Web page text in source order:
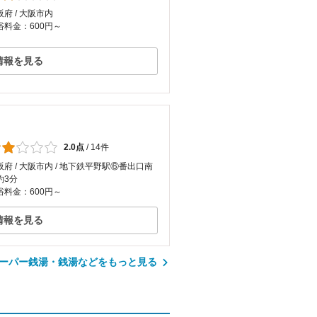
府 / 大阪市内
料金：600円～
報を見る
2.0点 / 14件
府 / 大阪市内 / 地下鉄平野駅⑥番出口南
3分
料金：600円～
報を見る
パー銭湯・銭湯などをもっと見る